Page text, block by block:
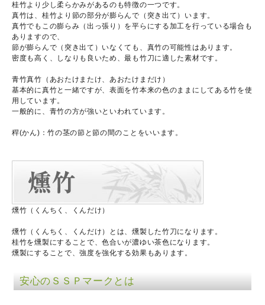
桂竹より少し柔らかみがあるのも特徴の一つです。
真竹は、桂竹より節の部分が膨らんで（突き出て）います。
真竹でもこの膨らみ（出っ張り）を平らにする加工を行っている場合も
ありますので、
節が膨らんで（突き出て）いなくても、真竹の可能性はあります。
密度も高く、しなりも良いため、最も竹刀に適した素材です。
青竹真竹（あおたけまたけ、あおたけまだけ）
基本的に真竹と一緒ですが、表面を竹本来の色のままにしてある竹を使
用しています。
一般的に、青竹の方が強いといわれています。
稈(かん)：竹の茎の節と節の間のことをいいます。
燻竹（くんちく、くんだけ）
燻竹（くんちく、くんだけ）とは、燻製した竹刀になります。
桂竹を燻製にすることで、色合いが濃ゆい茶色になります。
燻製にすることで、強度を強化する効果もあります。
安心のＳＳＰマークとは